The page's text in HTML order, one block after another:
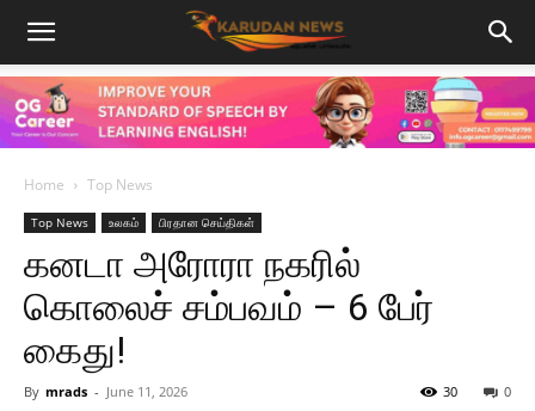
Home Top News
Top News உலகம் பிரதான செய்திகள்
கனடா அரோரா நகரில்
கொலைச் சம்பவம் – 6 பேர்
கைது!
By mrads - June 11, 2026 0
30